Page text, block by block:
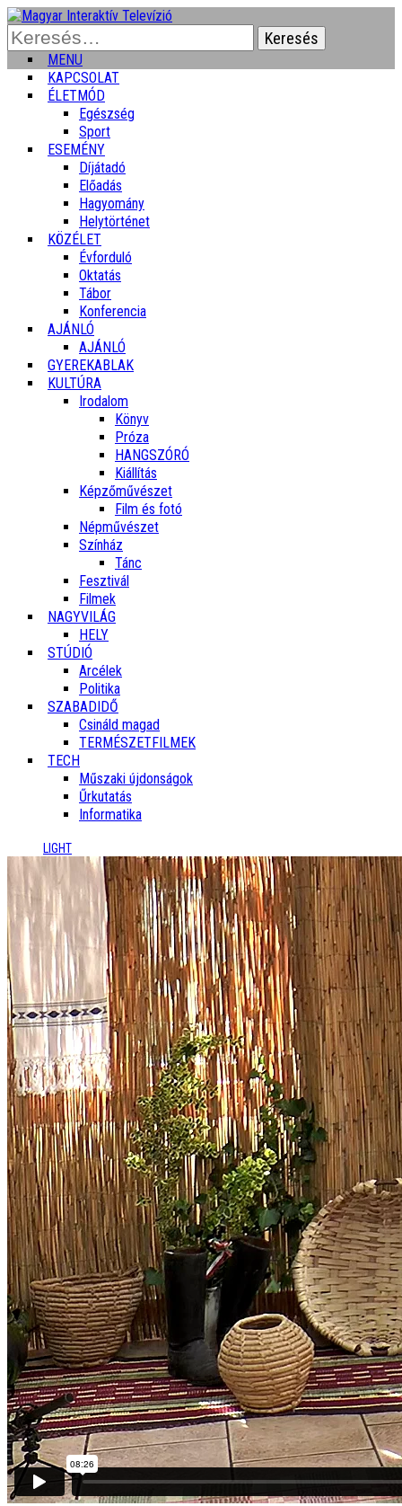
Keresés:
MENU
KAPCSOLAT
ÉLETMÓD
Egészség
Sport
ESEMÉNY
Díjátadó
Előadás
Hagyomány
Helytörténet
KÖZÉLET
Évforduló
Oktatás
Tábor
Konferencia
AJÁNLÓ
AJÁNLÓ
GYEREKABLAK
KULTÚRA
Irodalom
Könyv
Próza
HANGSZÓRÓ
Kiállítás
Képzőművészet
Film és fotó
Népművészet
Színház
Tánc
Fesztivál
Filmek
NAGYVILÁG
HELY
STÚDIÓ
Arcélek
Politika
SZABADIDŐ
Csináld magad
TERMÉSZETFILMEK
TECH
Műszaki újdonságok
Űrkutatás
Informatika
LIGHT